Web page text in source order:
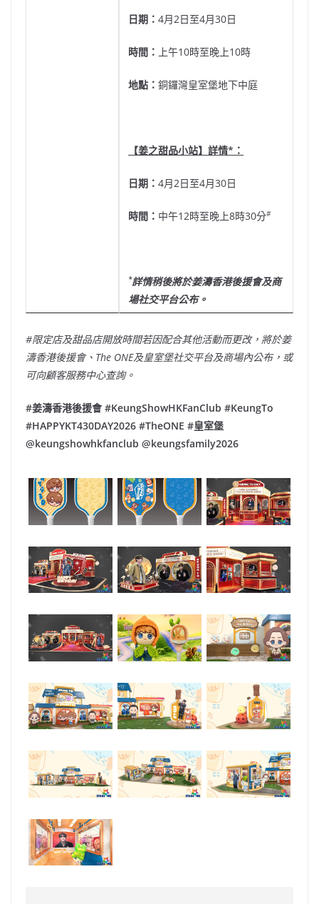
日期： 4月2日至4月30日
時間： 上午10時至晚上10時
地點： 銅鑼灣皇室堡地下中庭
【姜之甜品小站】詳情* ：
日期： 4月2日至4月30日
時間： 中午12時至晚上8時30分#
*詳情稍後將於姜濤香港後援會及商
場社交平台公布。
#限定店及甜品店開放時間若因配合其他活動而更改，將於姜
濤香港後援會、 The ONE及皇室堡社交平台及商場內公布，或
可向顧客服務中心查詢。
#姜濤香港後援會#KeungShowHKFanClub #KeungTo
#HAPPYKT430DAY2026 #TheONE #皇室堡
@keungshowhkfanclub @keungsfamily2026